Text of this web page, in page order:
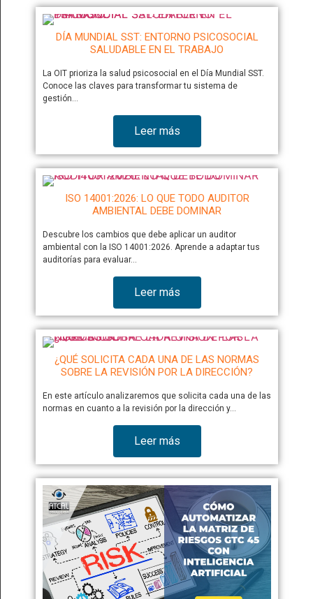
DÍA MUNDIAL SST: ENTORNO PSICOSOCIAL
SALUDABLE EN EL TRABAJO
La OIT prioriza la salud psicosocial en el Día Mundial SST.
Conoce las claves para transformar tu sistema de
gestión…
Leer más
ISO 14001:2026: LO QUE TODO AUDITOR
AMBIENTAL DEBE DOMINAR
Descubre los cambios que debe aplicar un auditor
ambiental con la ISO 14001:2026. Aprende a adaptar tus
auditorías para evaluar…
Leer más
¿QUÉ SOLICITA CADA UNA DE LAS NORMAS
SOBRE LA REVISIÓN POR LA DIRECCIÓN?
En este artículo analizaremos que solicita cada una de las
normas en cuanto a la revisión por la dirección y…
Leer más